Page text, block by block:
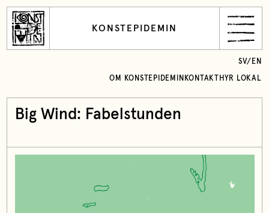
KONSTEPIDEMIN
OM KONSTEPIDEMIN KONTAKT HYR LOKAL
SV/ EN
Big Wind: Fabelstunden